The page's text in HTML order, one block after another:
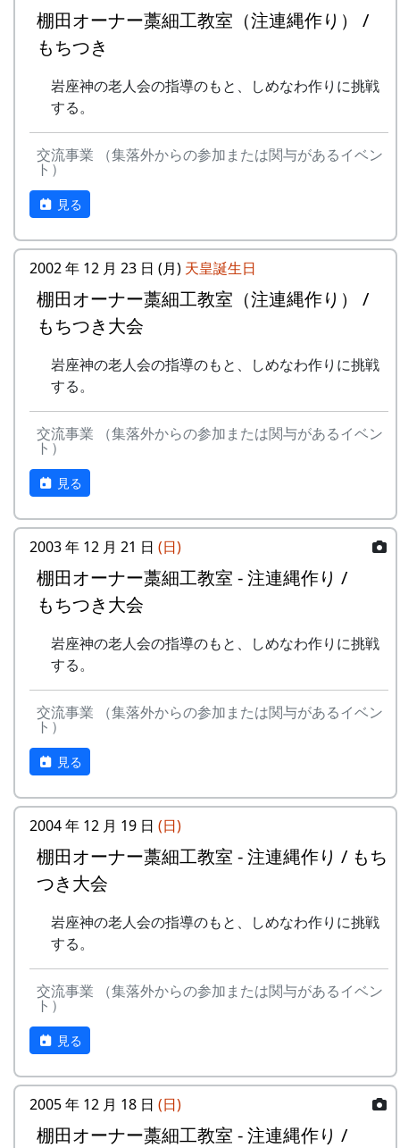
棚田オーナー藁細工教室（注連縄作り） /
もちつき
岩座神の老人会の指導のもと、しめなわ作りに挑戦
する。
交流事業 （集落外からの参加または関与があるイベン
ト）
見る
2002 年 12 月 23 日 (月) 天皇誕生日
棚田オーナー藁細工教室（注連縄作り） /
もちつき大会
岩座神の老人会の指導のもと、しめなわ作りに挑戦
する。
交流事業 （集落外からの参加または関与があるイベン
ト）
見る
2003 年 12 月 21 日 (日)
棚田オーナー藁細工教室 - 注連縄作り /
もちつき大会
岩座神の老人会の指導のもと、しめなわ作りに挑戦
する。
交流事業 （集落外からの参加または関与があるイベン
ト）
見る
2004 年 12 月 19 日 (日)
棚田オーナー藁細工教室 - 注連縄作り / もち
つき大会
岩座神の老人会の指導のもと、しめなわ作りに挑戦
する。
交流事業 （集落外からの参加または関与があるイベン
ト）
見る
2005 年 12 月 18 日 (日)
棚田オーナー藁細工教室 - 注連縄作り /